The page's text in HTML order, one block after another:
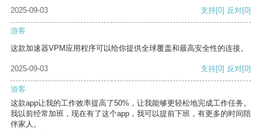
2025-09-03 支持[0] 反对[0]
游客
这款加速器VPM应用程序可以给你提供全球覆盖和最高安全性的连接。
2025-09-03 支持[0] 反对[0]
游客
这款app让我的工作效率提高了50%，让我能够更轻松地完成工作任务。
我以前经常加班，现在有了这个app，我可以提前下班，有更多的时间陪
伴家人。